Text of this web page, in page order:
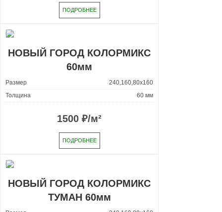
ПОДРОБНЕЕ
НОВЫЙ ГОРОД КОЛОРМИКС
60мм
Размер
240,160,80x160
Толщина
60 мм
1500 ₽/м²
ПОДРОБНЕЕ
НОВЫЙ ГОРОД КОЛОРМИКС
ТУМАН 60мм